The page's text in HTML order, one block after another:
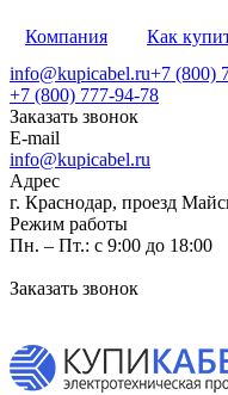
Компания Как
info@kupicabel.ru+7 (800)
+7 (800) 777-94-78
Заказать звонок
E-mail
info@kupicabel.ru
Адрес
г. Краснодар, проезд
Режим работы
Пн. – Пт.: с 9:00 до 18:00
Заказать звонок